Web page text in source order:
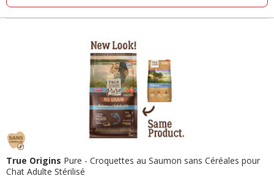
True Origins Pure - Croquettes au Saumon sans Céréales pour
Chat Adulte Stérilisé